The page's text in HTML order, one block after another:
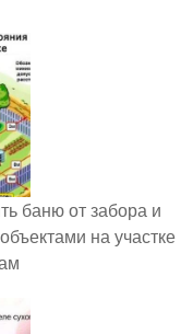
баню от забора и
на участке